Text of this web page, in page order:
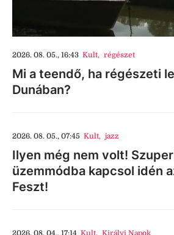
2026. 08. 05., 16:43 Kult, régészet
Mi a teendő, ha régészeti
Dunában?
2026. 08. 05., 07:45 Kult, jazz
Ilyen még nem volt!
üzemmódba kapcsol idén
Feszt!
2026. 08. 04., 17:14 Kult, Királyi Napok